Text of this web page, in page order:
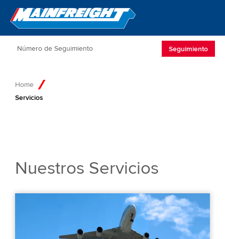
Go to Home
Seguimiento
Home
Servicios
Nuestros Servicios